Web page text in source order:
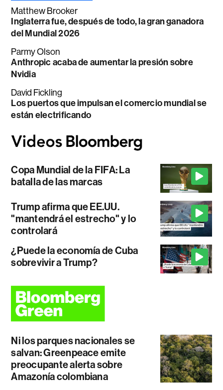
Matthew Brooker
Inglaterra fue, después de todo, la gran ganadora
del Mundial 2026
Parmy Olson
Anthropic acaba de aumentar la presión sobre
Nvidia
David Fickling
Los puertos que impulsan el comercio mundial se
están electrificando
Copa Mundial de la FIFA: La
batalla de las marcas
Trump afirma que EE.UU.
"mantendrá el estrecho" y lo
controlará
¿Puede la economía de Cuba
sobrevivir a Trump?
Ni los parques nacionales se
salvan: Greenpeace emite
preocupante alerta sobre
Amazonía colombiana